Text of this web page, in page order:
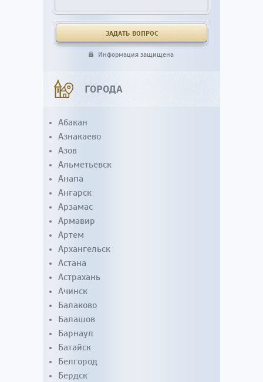
Информация защищена
ГОРОДА
Абакан
Азнакаево
Азов
Альметьевск
Анапа
Ангарск
Арзамас
Армавир
Артем
Архангельск
Астана
Астрахань
Ачинск
Балаково
Балашов
Барнаул
Батайск
Белгород
Бердск